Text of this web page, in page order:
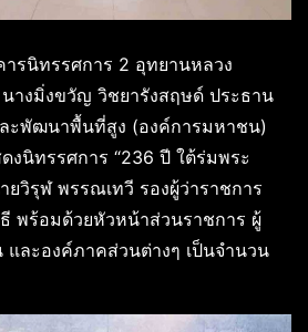
รนิทรรศการ 2 อุทยานหลวง
างมิ่งขวัญ วิชยารังสฤษด์ ประธาน
ะพัฒนาพื้นที่สูง (องค์การมหาชน)
งนิทรรศการ “236 ปี ใต้ร่มพระ
ยวิรุฬ พรรณเทวี รองผู้ว่าราชการ
พร้อมด้วยหัวหน้าส่วนราชการ ผู้
และองค์ภาคส่วนต่างๆ เป็นจำนวน